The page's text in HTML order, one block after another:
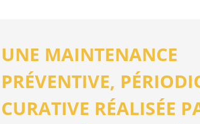
UNE MAINTENANCE
PRÉVENTIVE,
CURATIVE RÉALISÉE